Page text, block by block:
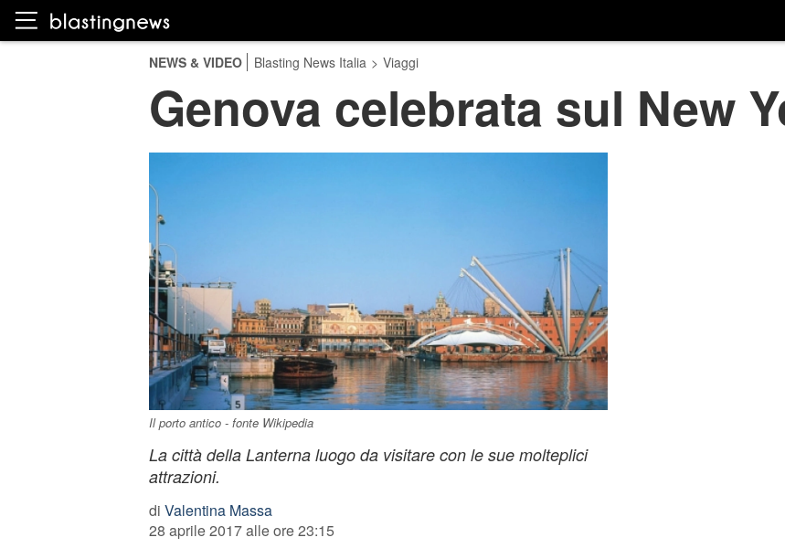
NEWS & VIDEO Blasting News Italia > Viaggi
Genova celebrata sul New
Il porto antico - fonte Wikipedia
La città della Lanterna luogo da visitare con le sue molteplici
attrazioni.
di Valentina Massa
28 aprile 2017 alle ore 23:15